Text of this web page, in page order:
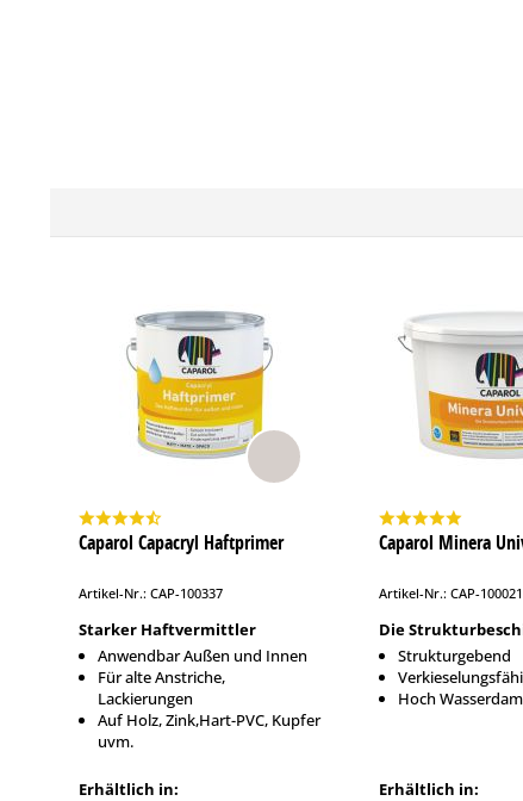
Caparol Capacryl Haftprimer
Artikel-Nr.: CAP-100337
Starker Haftvermittler
Anwendbar Außen und Innen
Für alte Anstriche,
Lackierungen
Auf Holz, Zink,Hart-PVC, Kupfer
uvm.
Erhältlich in:
Caparol Minera
Artikel-Nr.: CAP-100021
Die
Strukturgebend
Hoch
Erhältlich in: